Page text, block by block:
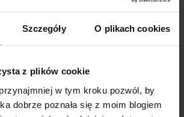
Szczegóły O plikach cookies
z plików cookie
w tym kroku pozwól, by
dobrze poznała się z moim blogiem
"Zostań posiadaczem Karty
Simplicity i otrzymaj smartfon
prowizji
09:28